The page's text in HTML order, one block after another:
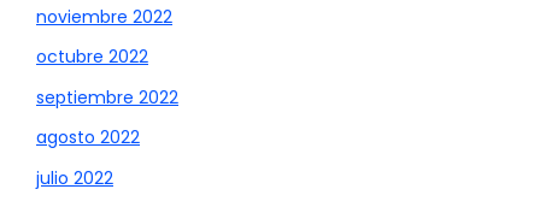
noviembre 2022
octubre 2022
septiembre 2022
agosto 2022
julio 2022